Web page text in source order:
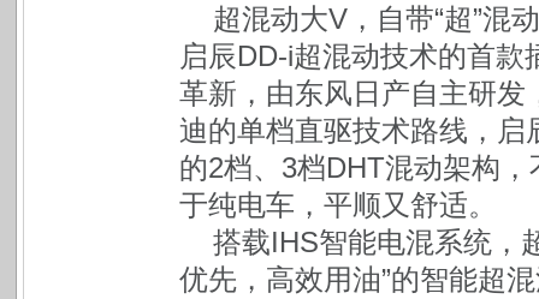
超混动大V，自带“超”混
启辰DD-i超混动技术的首
革新，由东风日产自主研
迪的单档直驱技术路线，
的2档、3档DHT混动架构
于纯电车，平顺又舒适。
搭载IHS智能电混系统，
优先，高效用油”的智能超